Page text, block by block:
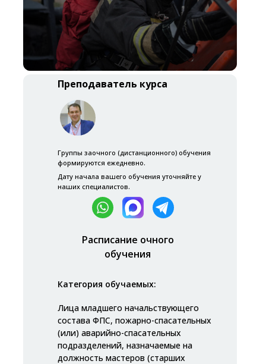
Преподаватель курса
Лица младшего начальствующего
состава ФПС, пожарно-спасательных
(или) аварийно-спасательных
подразделений, назначаемые на
должность мастеров (старших
Категория обучаемых:
Расписание очного
обучения
Группы заочного (дистанционного) обучения
формируются ежедневно.
Дату начала вашего обучения уточняйте у
наших специалистов.